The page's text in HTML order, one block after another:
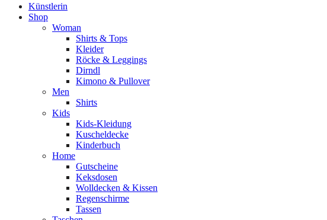
Künstlerin
Shop
Woman
Shirts & Tops
Kleider
Röcke & Leggings
Dirndl
Kimono & Pullover
Men
Shirts
Kids
Kids-Kleidung
Kuscheldecke
Kinderbuch
Home
Gutscheine
Keksdosen
Wolldecken & Kissen
Regenschirme
Tassen